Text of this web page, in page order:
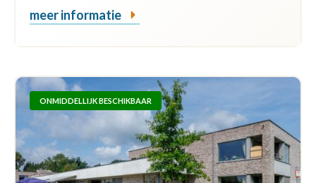
meer informatie
ONMIDDELLIJK BESCHIKBAAR